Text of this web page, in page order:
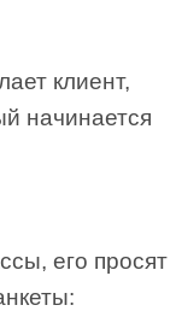
клиент,
начинается
его просят